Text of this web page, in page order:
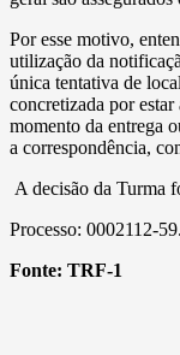
Por esse motivo,
utilização da
única tentativa de
concretizada por
momento da entrega
a correspondência,
A decisão da Turma
Processo: 0002112-
Fonte: TRF-1